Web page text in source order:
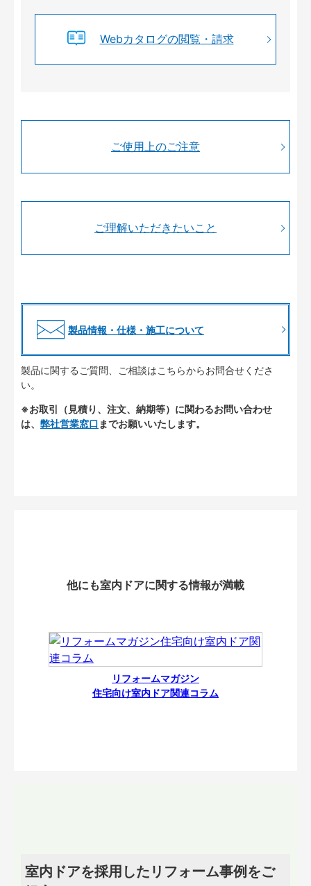
Webカタログの閲覧・請求
ご使用上のご注意
ご理解いただきたいこと
製品情報・仕様・施工について
製品に関するご質問、ご相談はこちらからお問合せくださ
い。
※お取引（見積り、注文、納期等）に関わるお問い合わせ
は、 弊社営業窓口 までお願いいたします。
他にも室内ドアに関する情報が満載
リフォームマガジン
住宅向け室内ドア関連コラム
室内ドアを採用したリフォーム事例をご